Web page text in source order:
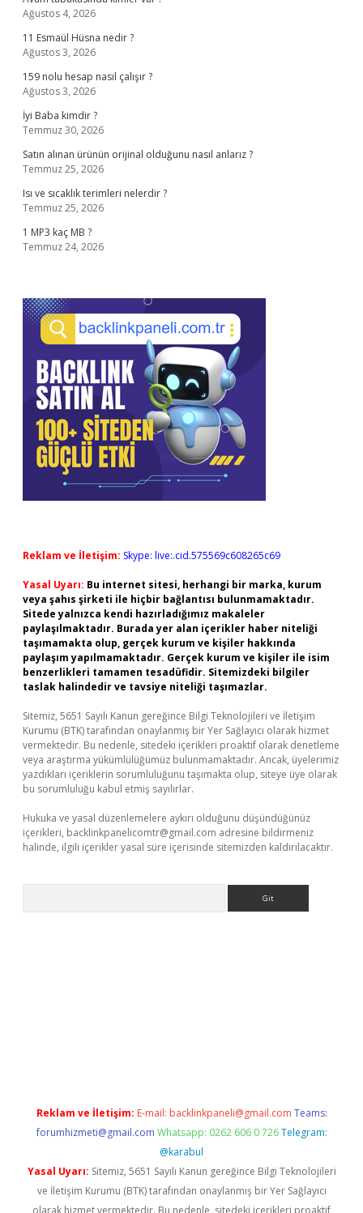
Ağustos 4, 2026
11 Esmaül Hüsna nedir ?
Ağustos 3, 2026
159 nolu hesap nasıl çalışır ?
Ağustos 3, 2026
İyi Baba kimdir ?
Temmuz 30, 2026
Satın alınan ürünün orijinal olduğunu nasıl anlarız ?
Temmuz 25, 2026
Isı ve sıcaklık terimleri nelerdir ?
Temmuz 25, 2026
1 MP3 kaç MB ?
Temmuz 24, 2026
Reklam ve İletişim: Skype: live:.cid.575569c608265c69
Yasal Uyarı: Bu internet sitesi, herhangi bir marka, kurum
veya şahıs şirketi ile hiçbir bağlantısı bulunmamaktadır.
Sitede yalnızca kendi hazırladığımız makaleler
paylaşılmaktadır. Burada yer alan içerikler haber niteliği
taşımamakta olup, gerçek kurum ve kişiler hakkında
paylaşım yapılmamaktadır. Gerçek kurum ve kişiler ile isim
benzerlikleri tamamen tesadüfidir. Sitemizdeki bilgiler
taslak halindedir ve tavsiye niteliği taşımazlar.
Sitemiz, 5651 Sayılı Kanun gereğince Bilgi Teknolojileri ve İletişim
Kurumu (BTK) tarafından onaylanmış bir Yer Sağlayıcı olarak hizmet
vermektedir. Bu nedenle, sitedeki içerikleri proaktif olarak denetleme
veya araştırma yükümlülüğümüz bulunmamaktadır. Ancak, üyelerimiz
yazdıkları içeriklerin sorumluluğunu taşımakta olup, siteye üye olarak
bu sorumluluğu kabul etmiş sayılırlar.
Hukuka ve yasal düzenlemelere aykırı olduğunu düşündüğünüz
içerikleri, backlinkpanelicomtr@gmail.com adresine bildirmeniz
halinde, ilgili içerikler yasal süre içerisinde sitemizden kaldırılacaktır.
Reklam ve İletişim: E-mail: backlinkpaneli@gmail.com Teams:
forumhizmeti@gmail.com Whatsapp: 0262 606 0 726 Telegram:
@karabul
Yasal Uyarı: Sitemiz, 5651 Sayılı Kanun gereğince Bilgi Teknolojileri
ve İletişim Kurumu (BTK) tarafından onaylanmış bir Yer Sağlayıcı
olarak hizmet vermektedir. Bu nedenle, sitedeki içerikleri proaktif